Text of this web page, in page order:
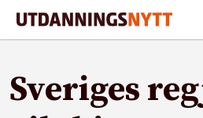
Sveriges